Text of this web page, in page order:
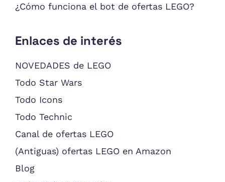
¿Cómo funciona el bot de ofertas LEGO?
Enlaces de interés
NOVEDADES de LEGO
Todo Star Wars
Todo Icons
Todo Technic
Canal de ofertas LEGO
(Antiguas) ofertas LEGO en Amazon
Blog